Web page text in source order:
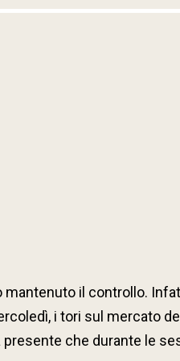
il controllo.
i tori sul mercato
che durante le